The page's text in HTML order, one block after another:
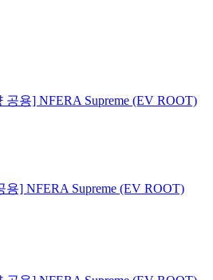
] NFERA Supreme (EV ROOT)